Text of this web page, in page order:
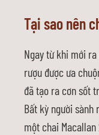
Tại sao nên
Ngay từ khi mới
rượu được ưa
đã tạo ra cơn sốt
Bất kỳ người sành
một chai Macallan